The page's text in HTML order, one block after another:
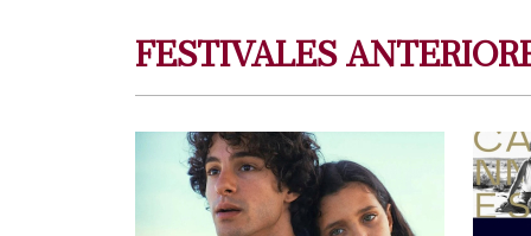
FESTIVALES